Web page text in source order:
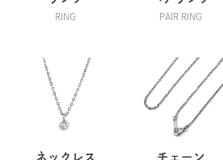
RING PAIR RING
ネックレス チェーン